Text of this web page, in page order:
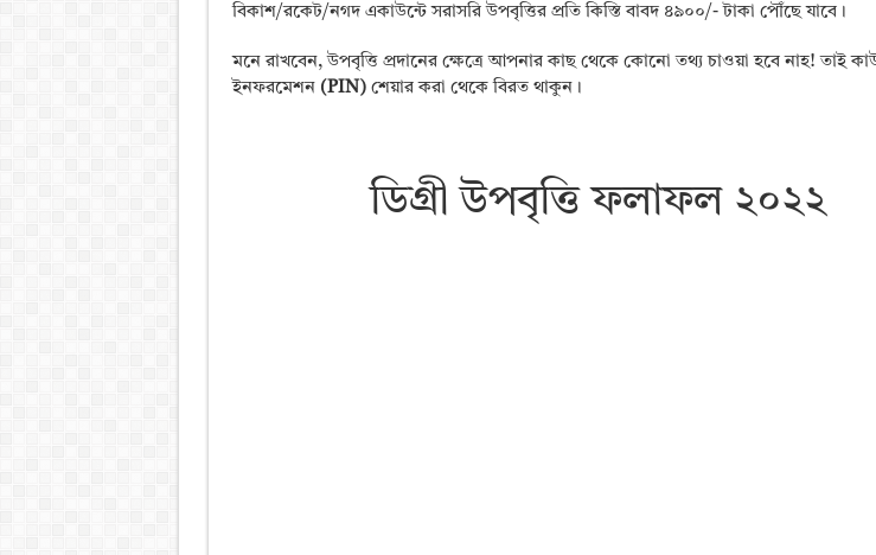
বিকাশ/রকেট/নগদ একাউন্টে সরাসরি উপবৃত্তির প্রতি কিস্তি বাবদ ৪৯০০/- টাকা পৌঁছে যাবে।
মনে রাখবেন, উপবৃত্তি প্রদানের ক্ষেত্রে আপনার কাছ থেকে কোনো তথ্য চাওয়া হবে নাহ! তাই
ইনফরমেশন (PIN)শেয়ার করা থেকে বিরত থাকুন।
ডিগ্রী উপবৃত্তি ফলাফল ২০২২